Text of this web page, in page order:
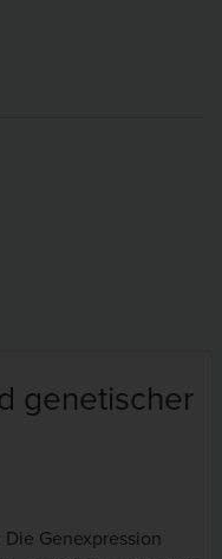
genetischer
Genexpression